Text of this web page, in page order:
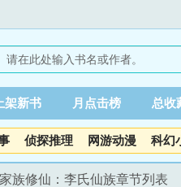
上架新书 月点击榜 总收
侦探推理 网游动漫 科幻
族修仙：李氏仙族章节列表